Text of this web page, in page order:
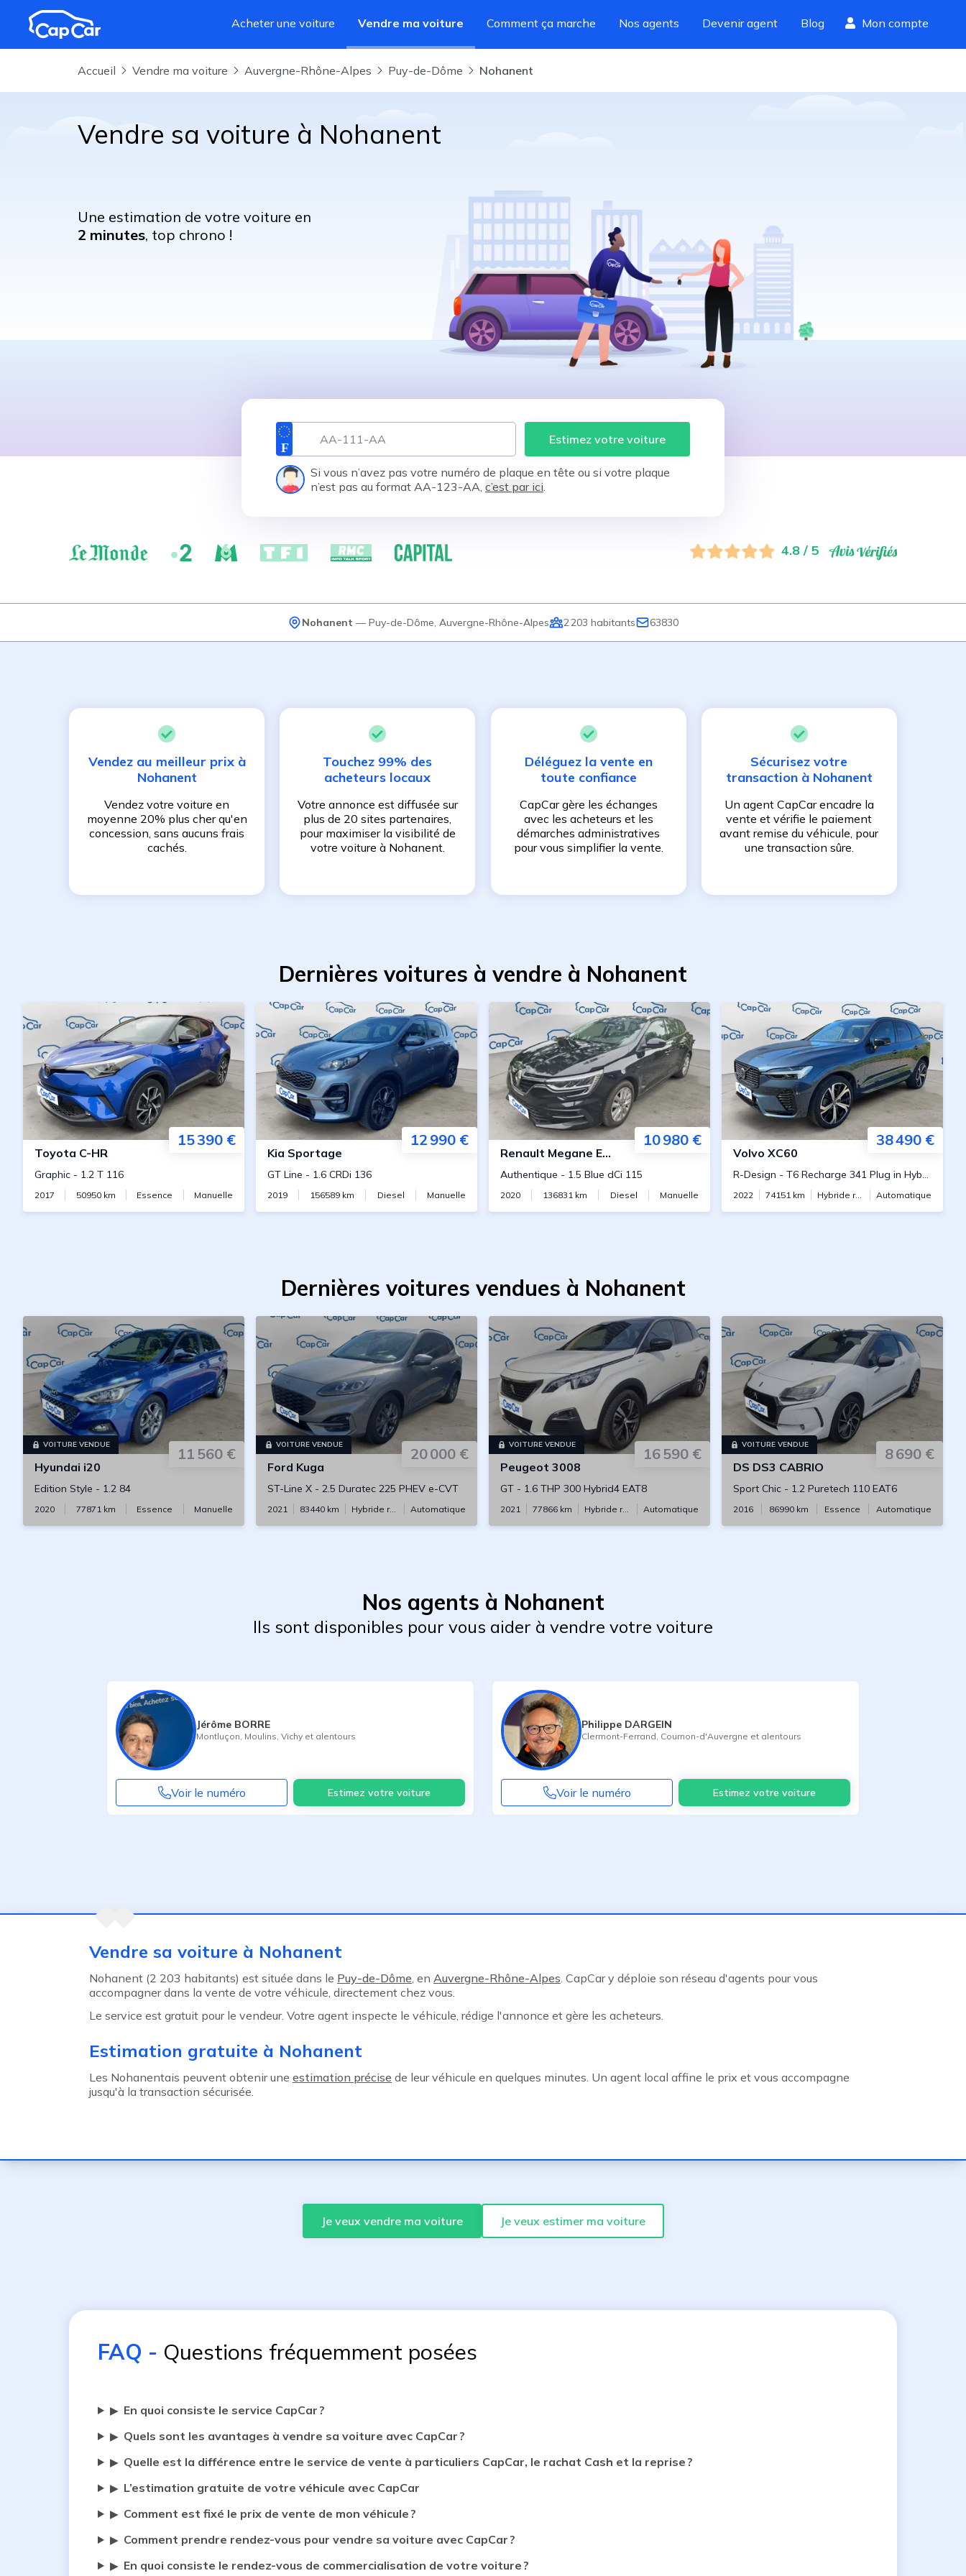
Aller au contenu principal
Acheter une voiture
Vendre ma voiture Comment ça marche Nos agents Devenir agent Blog Mon compte
Accueil Vendre ma voiture Auvergne-Rhône-Alpes Puy-de-Dôme Nohanent
Vendre sa voiture à Nohanent
Une estimation de votre voiture en
2 minutes, top chrono !
Estimez votre voiture
Si vous n’avez pas votre numéro de plaque en tête ou si votre plaque
n’est pas au format AA-123-AA, c’est par ici.
4.8 / 5
Nohanent — Puy-de-Dôme Auvergne-Rhône-Alpes 2 203 habitants 63830
Vendez au meilleur prix à
Nohanent
Vendez votre voiture en
moyenne 20% plus cher qu'en
concession, sans aucuns frais
cachés.
Touchez 99% des
acheteurs locaux
Votre annonce est diffusée sur
plus de 20 sites partenaires,
pour maximiser la visibilité de
votre voiture à Nohanent.
Déléguez la vente en
toute confiance
CapCar gère les échanges
avec les acheteurs et les
démarches administratives
pour vous simplifier la vente.
Sécurisez votre
transaction à Nohanent
Un agent CapCar encadre la
vente et vérifie le paiement
avant remise du véhicule, pour
une transaction sûre.
Dernières voitures à vendre à Nohanent
15 390 €
Toyota C-HR
Graphic - 1.2 T 116
2017 50950km Essence Manuelle
12 990 €
Kia Sportage
GT Line - 1.6 CRDi 136
2019 156589 km Diesel Manuelle
10 980 €
Renault Megane Estate
Authentique - 1.5 Blue dCi 115
2020 136831 km Diesel Manuelle
38 490 €
Volvo XC60
R-Design - T6 Recharge 341 Plug in Hybrid AWD Geartronic8
2022 74151 km Hybride rechargeable Automatique
Dernières voitures vendues à Nohanent
VOITURE VENDUE
11 560 €
Hyundai i20
Edition Style - 1.2 84
2020 77871km Essence Manuelle
VOITURE VENDUE
20 000 €
Ford Kuga
ST-Line X - 2.5 Duratec 225 PHEV e-CVT
2021 83440 km Hybride rechargeable Automatique
VOITURE VENDUE
16 590 €
Peugeot 3008
GT - 1.6 THP 300 Hybrid4 EAT8
2021 77866 km Hybride rechargeable Automatique
VOITURE VENDUE
8 690 €
DS DS3 CABRIO
Sport Chic - 1.2 Puretech 110 EAT6
2016 86990 km Essence Automatique
Nos agents à Nohanent
Ils sont disponibles pour vous aider à vendre votre voiture
Jérôme BORRE
Montluçon Moulins Vichy et alentours
Voir le numéro Estimez votre voiture
Philippe DARGEIN
Clermont-Ferrand Cournon-d'Auvergne et alentours
Voir le numéro Estimez votre voiture
Agent précédentVendre sa voiture à Nohanent
Nohanent (2 203 habitants) est située dans le Puy-de-Dôme, en Auvergne-Rhône-Alpes. CapCar y déploie son réseau d'agents pour vous
accompagner dans la vente de votre véhicule, directement chez vous.
Le service est gratuit pour le vendeur. Votre agent inspecte le véhicule, rédige l'annonce et gère les acheteurs.
Estimation gratuite à Nohanent
Les Nohanentais peuvent obtenir une estimation précise de leur véhicule en quelques minutes. Un agent local affine le prix et vous accompagne
jusqu'à la transaction sécurisée.
Je veux vendre ma voiture Je veux estimer ma voiture
FAQ - Questions fréquemment posées
▶ En quoi consiste le service CapCar ?
▶ Quels sont les avantages à vendre sa voiture avec CapCar ?
▶ Quelle est la différence entre le service de vente à particuliers CapCar, le rachat Cash et la reprise ?
▶ L’estimation gratuite de votre véhicule avec CapCar
▶ Comment est fixé le prix de vente de mon véhicule ?
▶ Comment prendre rendez-vous pour vendre sa voiture avec CapCar ?
▶ En quoi consiste le rendez-vous de commercialisation de votre voiture ?